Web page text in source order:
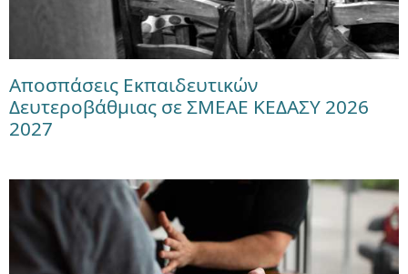
Αποσπάσεις Εκπαιδευτικών
Δευτεροβάθμιας σε ΣΜΕΑΕ ΚΕΔΑΣΥ 2026
2027